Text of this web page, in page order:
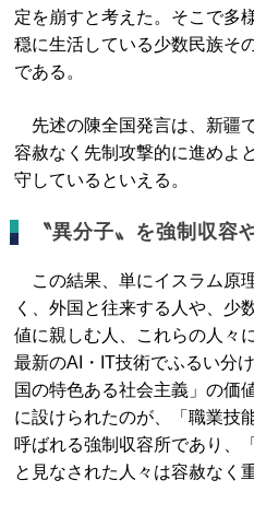
定を崩すと考えた。そこで多
穏に生活している少数民族そ
である。
先述の陳全国発言は、新疆
容赦なく先制攻撃的に進めよ
守しているといえる。
〝異分子〟を強制収容
この結果、単にイスラム原
く、外国と往来する人や、少
値に親しむ人、これらの人々
最新のAI・IT技術でふるい分
国の特色ある社会主義」の価
に設けられたのが、「職業技
呼ばれる強制収容所であり、
と見なされた人々は容赦なく